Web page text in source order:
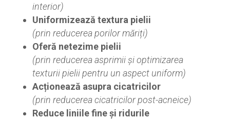
interior)
Uniformizează textura pielii
(prin reducerea porilor măriți)
Oferă netezime pielii
(prin reducerea asprimii și optimizarea
texturii pielii pentru un aspect uniform)
Acționează asupra cicatricilor
(prin reducerea cicatricilor post-acneice)
Reduce liniile fine și ridurile